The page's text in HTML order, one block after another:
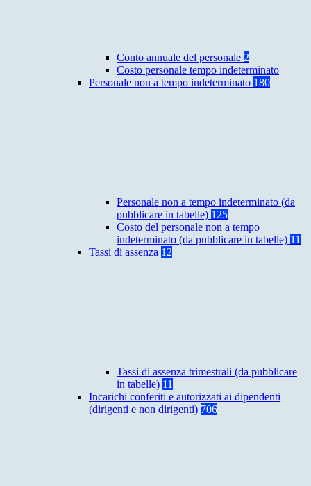
Conto annuale del personale 2
Costo personale tempo indeterminato
Personale non a tempo indeterminato 180
Personale non a tempo indeterminato (da
pubblicare in tabelle) 125
Costo del personale non a tempo
indeterminato (da pubblicare in tabelle) 11
Tassi di assenza 12
Tassi di assenza trimestrali (da pubblicare
in tabelle) 11
Incarichi conferiti e autorizzati ai dipendenti
(dirigenti e non dirigenti) 706